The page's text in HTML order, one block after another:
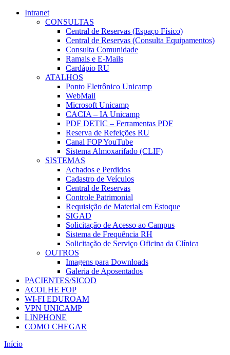
Intranet
CONSULTAS
Central de Reservas (Espaço Físico)
Central de Reservas (Consulta Equipamentos)
Consulta Comunidade
Ramais e E-Mails
Cardápio RU
ATALHOS
Ponto Eletrônico Unicamp
WebMail
Microsoft Unicamp
CACIA – IA Unicamp
PDF DETIC – Ferramentas PDF
Reserva de Refeições RU
Canal FOP YouTube
Sistema Almoxarifado (CLIF)
SISTEMAS
Achados e Perdidos
Cadastro de Veículos
Central de Reservas
Controle Patrimonial
Requisição de Material em Estoque
SIGAD
Solicitação de Acesso ao Campus
Sistema de Frequência RH
Solicitação de Serviço Oficina da Clínica
OUTROS
Imagens para Downloads
Galeria de Aposentados
PACIENTES/SICOD
ACOLHE FOP
WI-FI EDUROAM
VPN UNICAMP
LINPHONE
COMO CHEGAR
Início